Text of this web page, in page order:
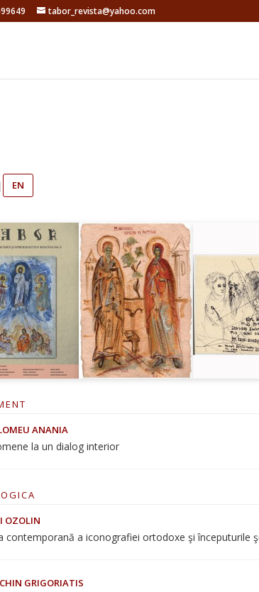
tabor_revista@yahoo.com
| EN
ANANIA
la un dialog interior
OZOLIN
contemporană a iconografiei ortodoxe şi începuturile
GRIGORIATIS